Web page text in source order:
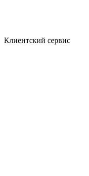
Клиентский сервис